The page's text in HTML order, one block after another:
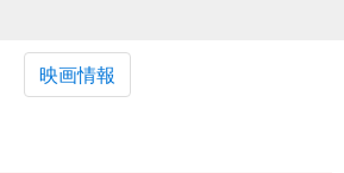
映画情報